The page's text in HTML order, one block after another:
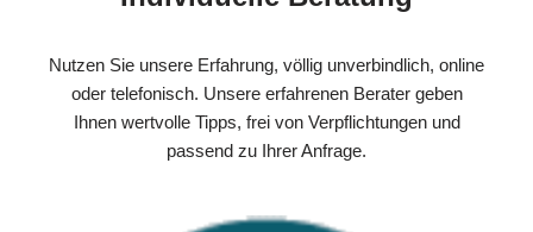
Nutzen Sie unsere Erfahrung, völlig unverbindlich, online
oder telefonisch. Unsere erfahrenen Berater geben
Ihnen wertvolle Tipps, frei von Verpflichtungen und
passend zu Ihrer Anfrage.